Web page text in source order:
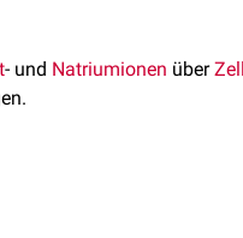
- und Natriumionen über